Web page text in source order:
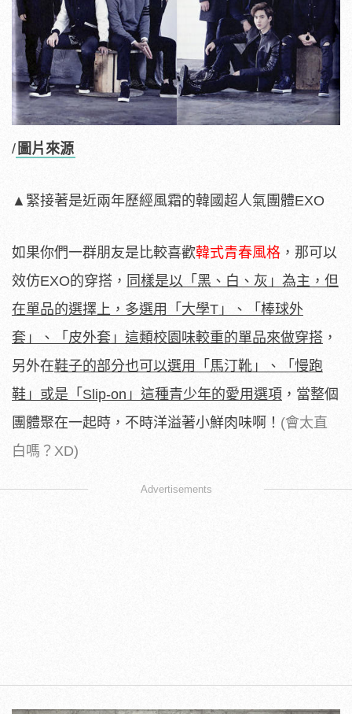
/ 圖片來源
▲ 緊接著是近兩年歷經風霜的韓國超人氣團體EXO
如果你們一群朋友是比較喜歡韓式青春風格 ，那可以
效仿EXO的穿搭， 同樣是以「黑、白、灰」為主，但
在單品的選擇上，多選用「大學T」、「棒球外
套」、「皮外套」這類校園味較重的單品來做穿搭 ，
另外在鞋子的部分也可以選用「馬汀靴」、「慢跑
鞋」或是「Slip-on」這種青少年的愛用選項 ，當整個
團體聚在一起時，不時洋溢著小鮮肉味啊！ (會太直
白嗎？XD)
Advertisements